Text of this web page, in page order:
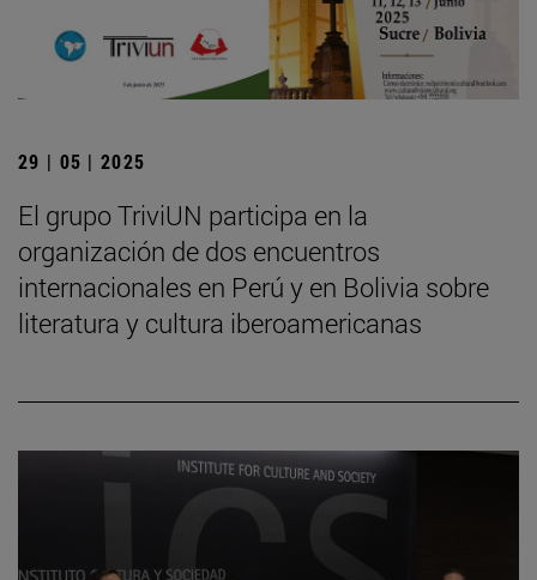
29 | 05 | 2025
El grupo TriviUN participa en la
organización de dos encuentros
internacionales en Perú y en Bolivia sobre
literatura y cultura iberoamericanas